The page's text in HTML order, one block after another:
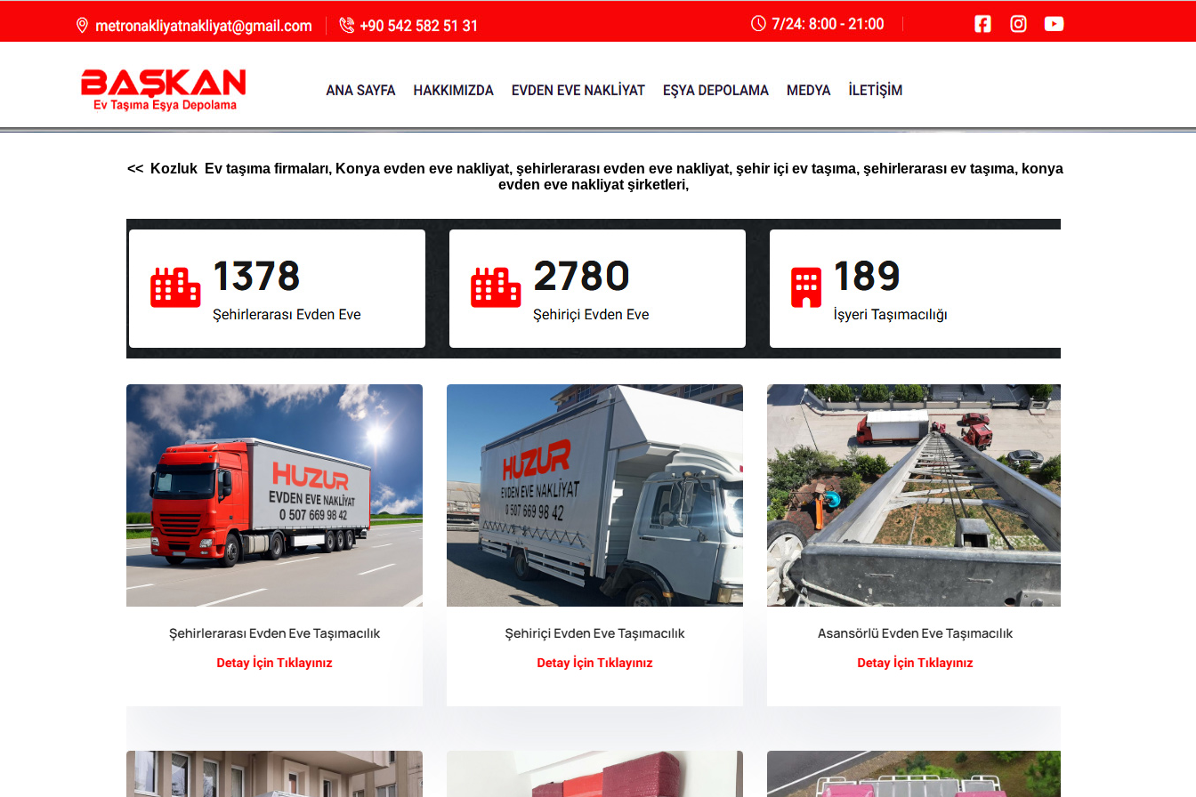
<< Kozluk Ev taşıma firmaları, Konya evden eve nakliyat, şehirlerarası evden eve nakliyat, şehir içi ev taşıma, şehirlerarası ev taşıma, konya
evden eve nakliyat şirketleri,